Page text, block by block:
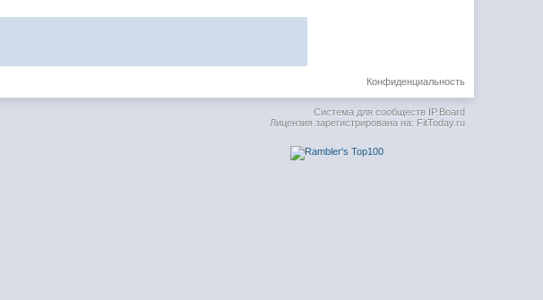
Конфиденциальность
Система для сообществ IP.Board
Лицензия зарегистрирована на: FitToday.ru